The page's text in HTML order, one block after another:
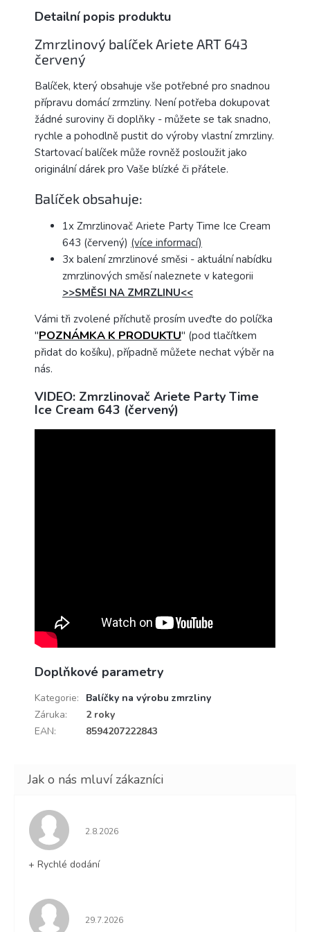
Detailní popis produktu
Zmrzlinový balíček Ariete ART 643
červený
Balíček, který obsahuje vše potřebné pro snadnou
přípravu domácí zrmzliny. Není potřeba dokupovat
žádné suroviny či doplňky - můžete se tak snadno,
rychle a pohodlně pustit do výroby vlastní zmrzliny.
Startovací balíček může rovněž posloužit jako
originální dárek pro Vaše blízké či přátele.
Balíček obsahuje:
1x Zmrzlinovač Ariete Party Time Ice Cream
643 (červený) (více informací)
3x balení zmrzlinové směsi - aktuální nabídku
zmrzlinových směsí naleznete v kategorii
>>SMĚSI NA ZMRZLINU<<
Vámi tři zvolené příchutě prosím uveďte do políčka
"POZNÁMKA K PRODUKTU" (pod tlačítkem
přidat do košíku), případně můžete nechat výběr na
nás.
VIDEO: Zmrzlinovač Ariete Party Time
Ice Cream 643 (červený)
Doplňkové parametry
Kategorie:
Balíčky na výrobu zmrzliny
Záruka:
2 roky
EAN: 8594207222843
Hodnocení obchodu je 5 z 5 hvězdiček.
2.8.2026
+ Rychlé dodání
Hodnocení obchodu je 5 z 5 hvězdiček.
29.7.2026